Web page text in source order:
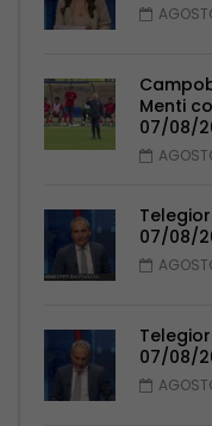
Menti
07/08/
07/08/
07/08/